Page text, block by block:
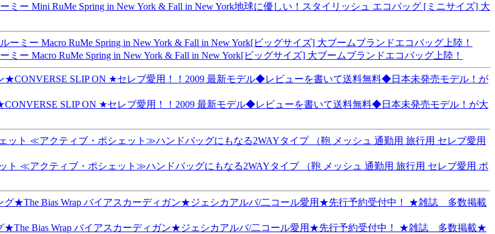
ー Mini RuMe Spring in New York & Fall in New York地球に優しい！スタイリッシュ エコバッグ [ミニサイズ] 大
ー Macro RuMe Spring in New York & Fall in New York[ビッグサイズ] 大ブームブランドエコバッグ上陸！
SLIP ON ★セレブ愛用！！2009 最新モデル◆レビューを書いて送料無料◆日本未発売モデル！が大
≪アクティブ・ポシェット≫ハンドバッグにもなる2WAYタイプ （鞄 メッシュ 通勤用 旅行用 セレブ愛用 ポ
Bias Wrap バイアスカーディガン★ジェシカアルバ/二コール愛用★先行予約受付中！ ★雑誌 多数掲載★